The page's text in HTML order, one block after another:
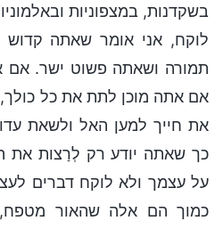
בשקדנות, במצפוניות
לוקח, אני אומר שאתה
תמורה ושאתה פשוט ישר. אם
אם אתה מוכן לתת את כל
את חייך למען האל ולשאת
כך שאתה יודע רק לְרַצות
על עצמך ולא לוקח דברים
כמוך הם אלה שהאור